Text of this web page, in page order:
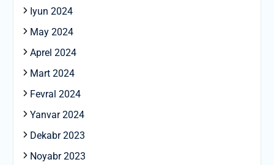
Iyun 2024
May 2024
Aprel 2024
Mart 2024
Fevral 2024
Yanvar 2024
Dekabr 2023
Noyabr 2023